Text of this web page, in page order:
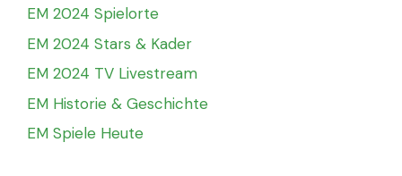
EM 2024 Spielorte
EM 2024 Stars & Kader
EM 2024 TV Livestream
EM Historie & Geschichte
EM Spiele Heute